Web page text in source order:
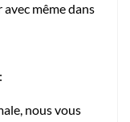
même dans
:
nous vous